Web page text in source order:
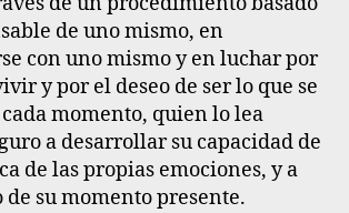
de uno mismo, en
con uno mismo y en luchar por
y por el deseo de ser lo que se
momento, quien lo lea
a desarrollar su capacidad de
de las propias emociones, y a
de su momento presente.